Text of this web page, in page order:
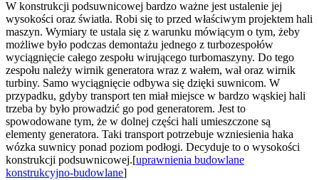
W konstrukcji podsuwnicowej bardzo ważne jest ustalenie jej
wysokości oraz światła. Robi się to przed właściwym projektem hali
maszyn. Wymiary te ustala się z warunku mówiącym o tym, żeby
możliwe było podczas demontażu jednego z turbozespołów
wyciągnięcie całego zespołu wirującego turbomaszyny. Do tego
zespołu należy wirnik generatora wraz z wałem, wał oraz wirnik
turbiny. Samo wyciągnięcie odbywa się dzięki suwnicom. W
przypadku, gdyby transport ten miał miejsce w bardzo wąskiej hali
trzeba by było prowadzić go pod generatorem. Jest to
spowodowane tym, że w dolnej części hali umieszczone są
elementy generatora. Taki transport potrzebuje wzniesienia haka
wózka suwnicy ponad poziom podłogi. Decyduje to o wysokości
konstrukcji podsuwnicowej.[uprawnienia budowlane
konstrukcyjno-budowlane]